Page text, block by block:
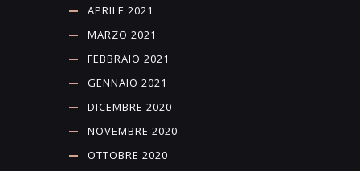
APRILE 2021
MARZO 2021
FEBBRAIO 2021
GENNAIO 2021
DICEMBRE 2020
NOVEMBRE 2020
OTTOBRE 2020